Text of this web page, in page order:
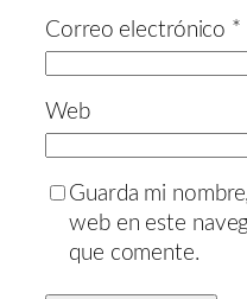
Correo electrónico *
Web
Guarda mi
web en este
que comente.